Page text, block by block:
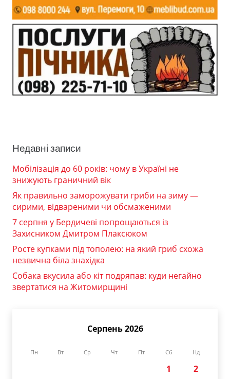
Недавні записи
Мобілізація до 60 років: чому в Україні не
знижують граничний вік
Як правильно заморожувати гриби на зиму —
сирими, відвареними чи обсмаженими
7 серпня у Бердичеві попрощаються із
Захисником Дмитром Плаксюком
Росте купками під тополею: на який гриб схожа
незвична біла знахідка
Собака вкусила або кіт подряпав: куди негайно
звертатися на Житомирщині
Серпень 2026
Пн Вт Ср Чт Пт Сб Нд
1
2